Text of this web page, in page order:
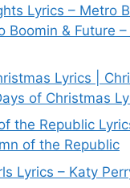
Lyrics – Metro
Boomin & Future
Lyrics |
of Christmas
the Republic
of the Republic
Lyrics – Katy